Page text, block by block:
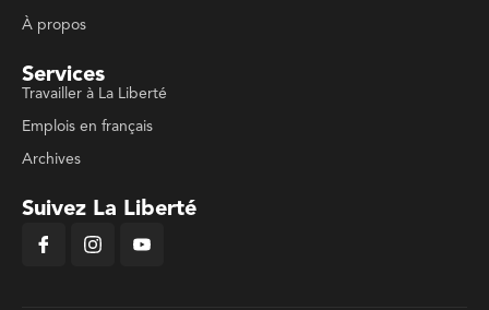
À propos
Services
Travailler à La Liberté
Emplois en français
Archives
Suivez La Liberté